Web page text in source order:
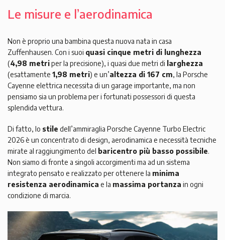
Le misure e l’aerodinamica
Non è proprio una bambina questa nuova nata in casa
Zuffenhausen. Con i suoi quasi cinque metri di lunghezza
(4,98 metriper la precisione), i quasi due metri di larghezza
(esattamente 1,98 metri) e un’altezza di 167 cm, la Porsche
Cayenne elettrica necessita di un garage importante, ma non
pensiamo sia un problema per i fortunati possessori di questa
splendida vettura.
Di fatto, lo stile dell’ammiraglia Porsche Cayenne Turbo Electric
2026 è un concentrato di design, aerodinamica e necessità tecniche
mirate al raggiungimento del baricentro più basso possibile.
Non siamo di fronte a singoli accorgimenti ma ad un sistema
integrato pensato e realizzato per ottenere la minima
resistenza aerodinamica e la massima portanza in ogni
condizione di marcia.